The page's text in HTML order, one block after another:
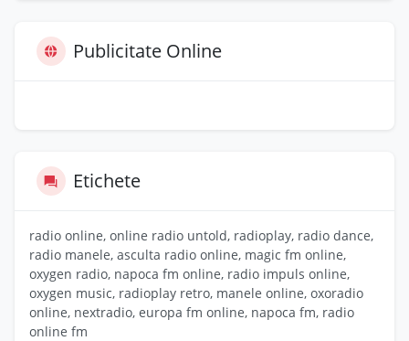
Publicitate Online
Etichete
radio online, online radio untold, radioplay, radio dance,
radio manele, asculta radio online, magic fm online,
oxygen radio, napoca fm online, radio impuls online,
oxygen music, radioplay retro, manele online, oxoradio
online, nextradio, europa fm online, napoca fm, radio
online fm